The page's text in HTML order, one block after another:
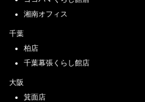
千葉
柏店
千葉幕張くらし館店
湘南オフィス
大阪
箕面店